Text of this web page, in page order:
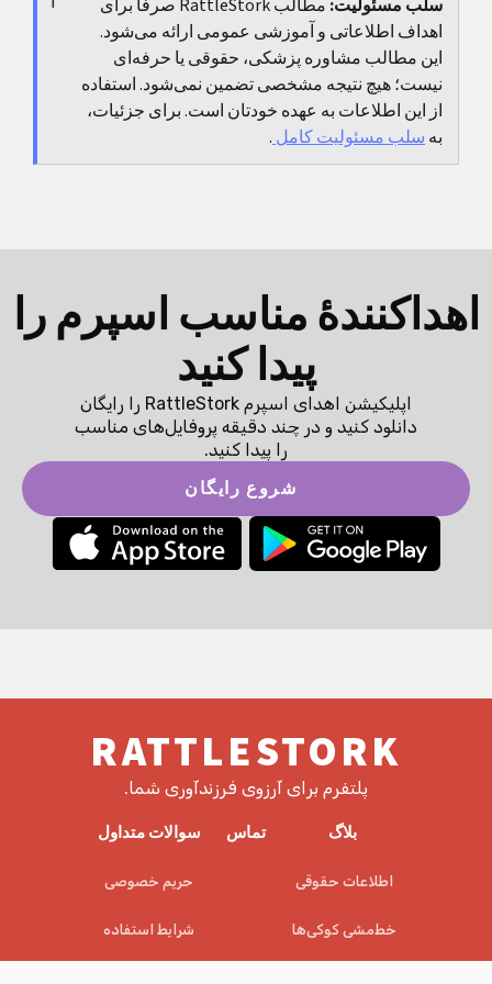
ارزیابی کنید، مشاوره مفید است. همچنین وقتی فشار،
نقض مرزها یا مستندسازی متناقض وجود دارد، ارزیابی
حرفه‌ای اغلب سریع‌ترین راه برای جلوگیری از اشتباه
است.
سلب مسئولیت:
مطالب RattleStork صرفاً برای
اهداف اطلاعاتی و آموزشی عمومی ارائه می‌شود.
این مطالب مشاوره پزشکی، حقوقی یا حرفه‌ای
نیست؛ هیچ نتیجه مشخصی تضمین نمی‌شود. استفاده
از این اطلاعات به عهده خودتان است. برای جزئیات،
بهسلب مسئولیت کامل.
اهداکنندهٔ مناسب اسپرم را
پیدا کنید
اپلیکیشن اهدای اسپرم RattleStork را رایگان
دانلود کنید و در چند دقیقه پروفایل‌های مناسب
را پیدا کنید.
شروع رایگان
RATTLESTORK
پلتفرم برای آرزوی فرزندآوری شما.
بلاگ تماس سوالات متداول
اطلاعات حقوقی حریم خصوصی
خط‌مشی کوکی‌ها شرایط استفاده